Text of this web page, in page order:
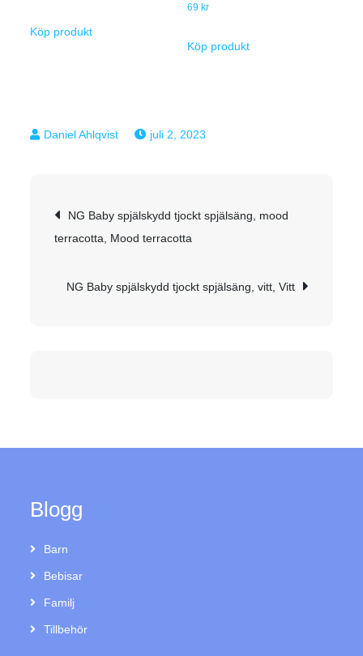
Köp produkt
69 kr
Köp produkt
juli 2, 2023
Inläggsnavigering
NG Baby spjälskydd tjockt spjälsäng, mood
terracotta, Mood terracotta
NG Baby spjälskydd tjockt spjälsäng, vitt, Vitt
Blogg
Barn
Bebisar
Familj
Tillbehör